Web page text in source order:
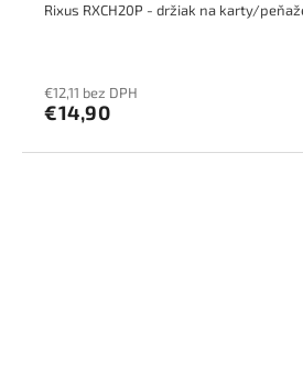
€12,11 bez DPH
€14,90